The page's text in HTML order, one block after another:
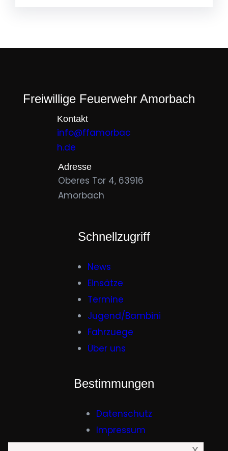
Freiwillige Feuerwehr Amorbach
Kontakt
info@ffamorbac
h.de
Adresse
Oberes Tor 4, 63916
Amorbach
Schnellzugriff
News
Einsätze
Termine
Jugend/Bambini
Fahrzuege
Über uns
Bestimmungen
Datenschutz
Impressum